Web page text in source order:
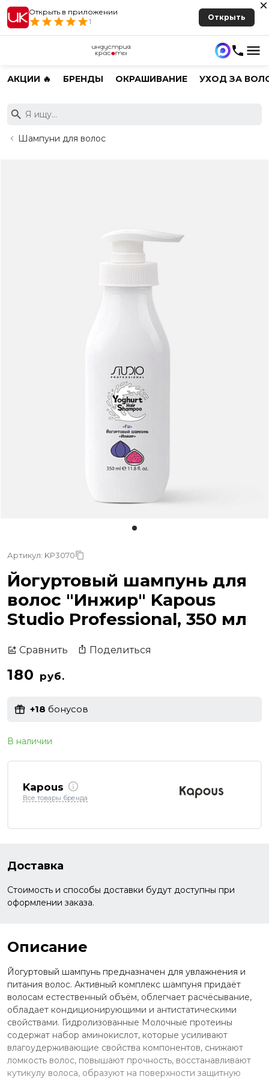
Открыть в приложении
1
Открыть
АКЦИИ 🔥 БРЕНДЫ ОКРАШИВАНИЕ УХОД ЗА
Шампуни для волос
Артикул: KP3070
Йогуртовый шампунь для
волос "Инжир" Kapous
Studio Professional, 350 мл
Сравнить Поделиться
180 руб.
+18 бонусов
В наличии
Kapous
Все товары бренда
Доставка
Стоимость и способы доставки будут доступны при
оформлении заказа.
Описание
Йогуртовый шампунь предназначен для увлажнения и
питания волос. Активный комплекс шампуня придаёт
волосам естественный объём, облегчает расчёсывание,
обладает кондиционирующими и антистатическими
свойствами. Гидролизованные Молочные протеины
содержат набор аминокислот, которые усиливают
влагоудерживающие свойства компонентов, снижают
ломкость волос, повышают прочность, восстанавливают
кутикулу волоса, образуют на поверхности защитную